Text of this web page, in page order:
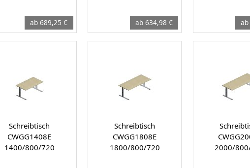
ab 689,25 € ab 634,98 € ab
Schreibtisch
CWGG1408E
1400/800/720
Schreibtisch
CWGG1808E
1800/800/720
2000/